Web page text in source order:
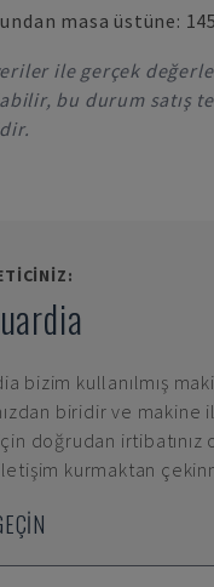
masa üstüne:
ile gerçek
bu durum satış
bizim kullanılmış
biridir ve makine
doğrudan irtibatınız
kurmaktan